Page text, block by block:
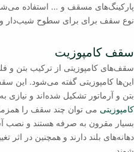
پارکینگ‌های مسقف و … استفاده می‌شود
نوع سقف برای برای سطوح شیب‌دار
سقف کامپوزیت
سقف‌های کامپوزیتی از ترکیب بتن و
این‌ها کامپوزیتی گفته می‌شود. این
بتن و آرماتور تشکیل شده‌اند و نیازی
کامپوزیتی می توان چند سقف را
بسیار مقرون به صرفه هستند و نصب
دهانه‌های بلند دارند و همچنین در